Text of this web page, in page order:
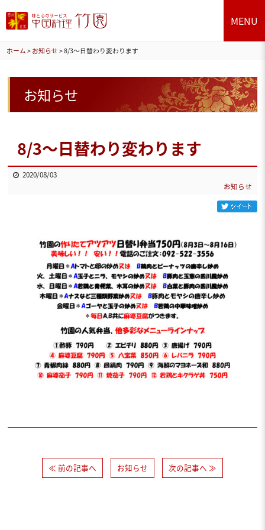
MENU
ホーム > お知らせ >8/3～日替わり変わります
お知らせ
8/3～日替わり変わります
2020/08/03
お知らせ
≪ 前の記事へ お知らせ 次の記事へ ≫